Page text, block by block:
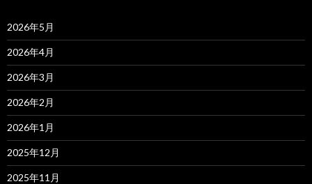
2026年5月
2026年4月
2026年3月
2026年2月
2026年1月
2025年12月
2025年11月